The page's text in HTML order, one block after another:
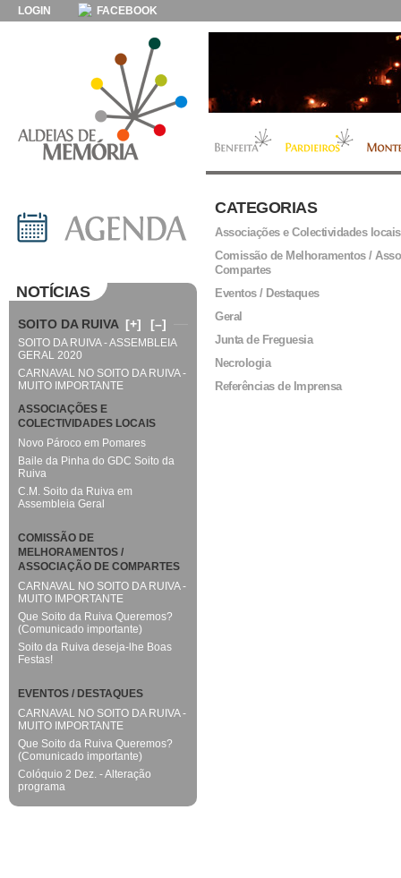
LOGIN FACEBOOK
CATEGORIAS
Associações e Colectividades locais
Comissão de Melhoramentos /
Compartes
Eventos / Destaques
Geral
Junta de Freguesia
Necrologia
Referências de Imprensa
NOTÍCIAS
SOITO DA RUIVA [+] [–]
SOITO DA RUIVA - ASSEMBLEIA
GERAL 2020
CARNAVAL NO SOITO DA RUIVA -
MUITO IMPORTANTE
ASSOCIAÇÕES E
COLECTIVIDADES LOCAIS
Novo Pároco em Pomares
Baile da Pinha do GDC Soito da
Ruiva
C.M. Soito da Ruiva em
Assembleia Geral
COMISSÃO DE
MELHORAMENTOS /
ASSOCIAÇÃO DE COMPARTES
CARNAVAL NO SOITO DA RUIVA -
MUITO IMPORTANTE
Que Soito da Ruiva Queremos?
(Comunicado importante)
Soito da Ruiva deseja-lhe Boas
Festas!
EVENTOS / DESTAQUES
CARNAVAL NO SOITO DA RUIVA -
MUITO IMPORTANTE
Que Soito da Ruiva Queremos?
(Comunicado importante)
Colóquio 2 Dez. - Alteração
programa